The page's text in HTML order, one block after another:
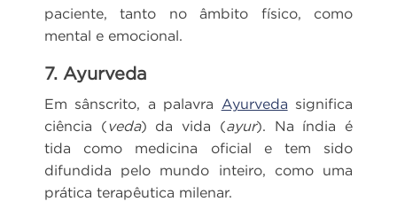
paciente, tanto no âmbito físico, como
mental e emocional.
7. Ayurveda
Em sânscrito, a palavra Ayurveda significa
ciência (veda) da vida (ayur). Na índia é
tida como medicina oficial e tem sido
difundida pelo mundo inteiro, como uma
prática terapêutica milenar.